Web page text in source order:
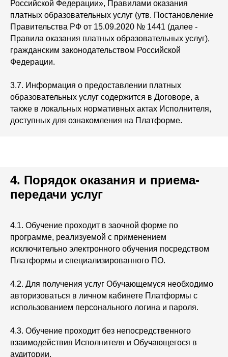
Российской Федерации», Правилами оказания
платных образовательных услуг (утв. Постановление
Правительства РФ от 15.09.2020 № 1441 (далее -
Правила оказания платных образовательных услуг),
гражданским законодательством Российской
Федерации.
3.7. Информация о предоставлении платных
образовательных услуг содержится в Договоре, а
также в локальных нормативных актах Исполнителя,
доступных для ознакомления на Платформе.
4. Порядок оказания и приема-
передачи услуг
4.1. Обучение проходит в заочной форме по
программе, реализуемой с применением
исключительно электронного обучения посредством
Платформы и специализированного ПО.
4.2. Для получения услуг Обучающемуся необходимо
авторизоваться в личном кабинете Платформы с
использованием персонального логина и пароля.
4.3. Обучение проходит без непосредственного
взаимодействия Исполнителя и Обучающегося в
аудитории.